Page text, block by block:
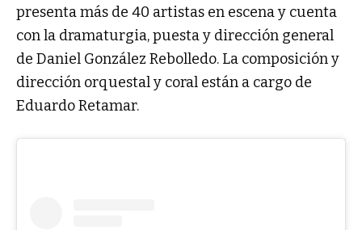
presenta más de 40 artistas en escena y cuenta
con la dramaturgia, puesta y dirección general
de Daniel González Rebolledo. La composición y
dirección orquestal y coral están a cargo de
Eduardo Retamar.